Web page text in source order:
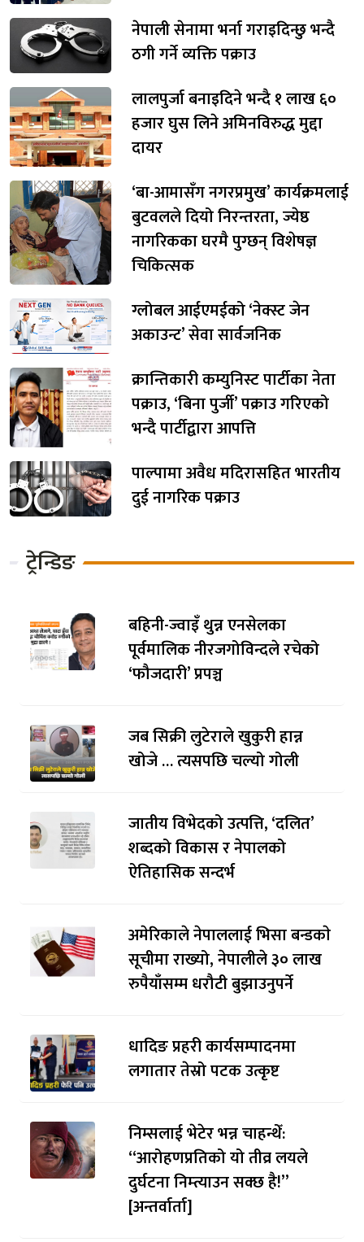
नेपाली सेनामा भर्ना गराइदिन्छु भन्दै
ठगी गर्ने व्यक्ति पक्राउ
लालपुर्जा बनाइदिने भन्दै १ लाख ६०
हजार घुस लिने अमिनविरुद्ध मुद्दा
दायर
‘बा-आमासँग नगरप्रमुख’ कार्यक्रमलाई
बुटवलले दियो निरन्तरता, ज्येष्ठ
नागरिकका घरमै पुग्छन् विशेषज्ञ
चिकित्सक
ग्लोबल आईएमईको ‘नेक्स्ट जेन
अकाउन्ट’ सेवा सार्वजनिक
क्रान्तिकारी कम्युनिस्ट पार्टीका नेता
पक्राउ, ‘बिना पुर्जी’ पक्राउ गरिएको
भन्दै पार्टीद्वारा आपत्ति
पाल्पामा अवैध मदिरासहित भारतीय
दुई नागरिक पक्राउ
ट्रेन्डिङ
बहिनी-ज्वाइँ थुन्न एनसेलका
पूर्वमालिक नीरजगोविन्दले रचेको
‘फौजदारी’ प्रपञ्च
जब सिक्री लुटेराले खुकुरी हान्न
खोजे … त्यसपछि चल्यो गोली
जातीय विभेदको उत्पत्ति, ‘दलित’
शब्दको विकास र नेपालको
ऐतिहासिक सन्दर्भ
अमेरिकाले नेपाललाई भिसा बन्डकाे
सूचीमा राख्यो, नेपालीले ३० लाख
रुपैयाँसम्म धरौटी बुझाउनुपर्ने
धादिङ प्रहरी कार्यसम्पादनमा
लगातार तेस्रो पटक उत्कृष्ट
निम्सलाई भेटेर भन्न चाहन्थेँ:
“आरोहणप्रतिको यो तीव्र लयले
दुर्घटना निम्त्याउन सक्छ है!”
[अन्तर्वार्ता]